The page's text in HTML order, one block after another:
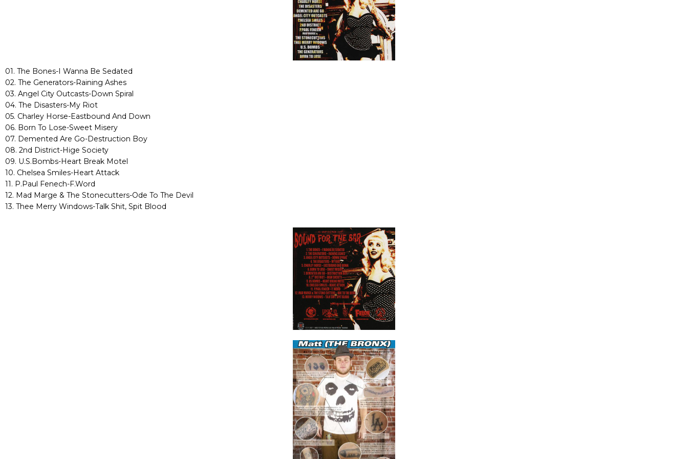
01. The Bones-I Wanna Be Sedated
02. The Generators-Raining Ashes
03. Angel City Outcasts-Down Spiral
04. The Disasters-My Riot
05. Charley Horse-Eastbound And Down
06. Born To Lose-Sweet Misery
07. Demented Are Go-Destruction Boy
08. 2nd District-Hige Society
09. U.S.Bombs-Heart Break Motel
10. Chelsea Smiles-Heart Attack
11. P.Paul Fenech-F.Word
12. Mad Marge & The Stonecutters-Ode To The Devil
13. Thee Merry Windows-Talk Shit, Spit Blood